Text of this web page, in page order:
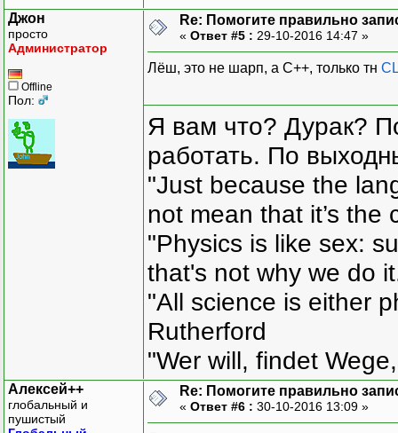
Джон
просто
Администратор
Offline
Пол:
Re: Помогите правильно
« Ответ #5 : 29-10-2016 14:47 »
Лёш, это не шарп, а С++, только тн
Я вам что? Дурак?
работать. По
"Just because the
not mean that it’s the
"Physics is like sex:
that's not why we do
"All science is either
Rutherford
"Wer will, findet
Алексей++
глобальный и
пушистый
Re: Помогите правильно
« Ответ #6 : 30-10-2016 13:09 »